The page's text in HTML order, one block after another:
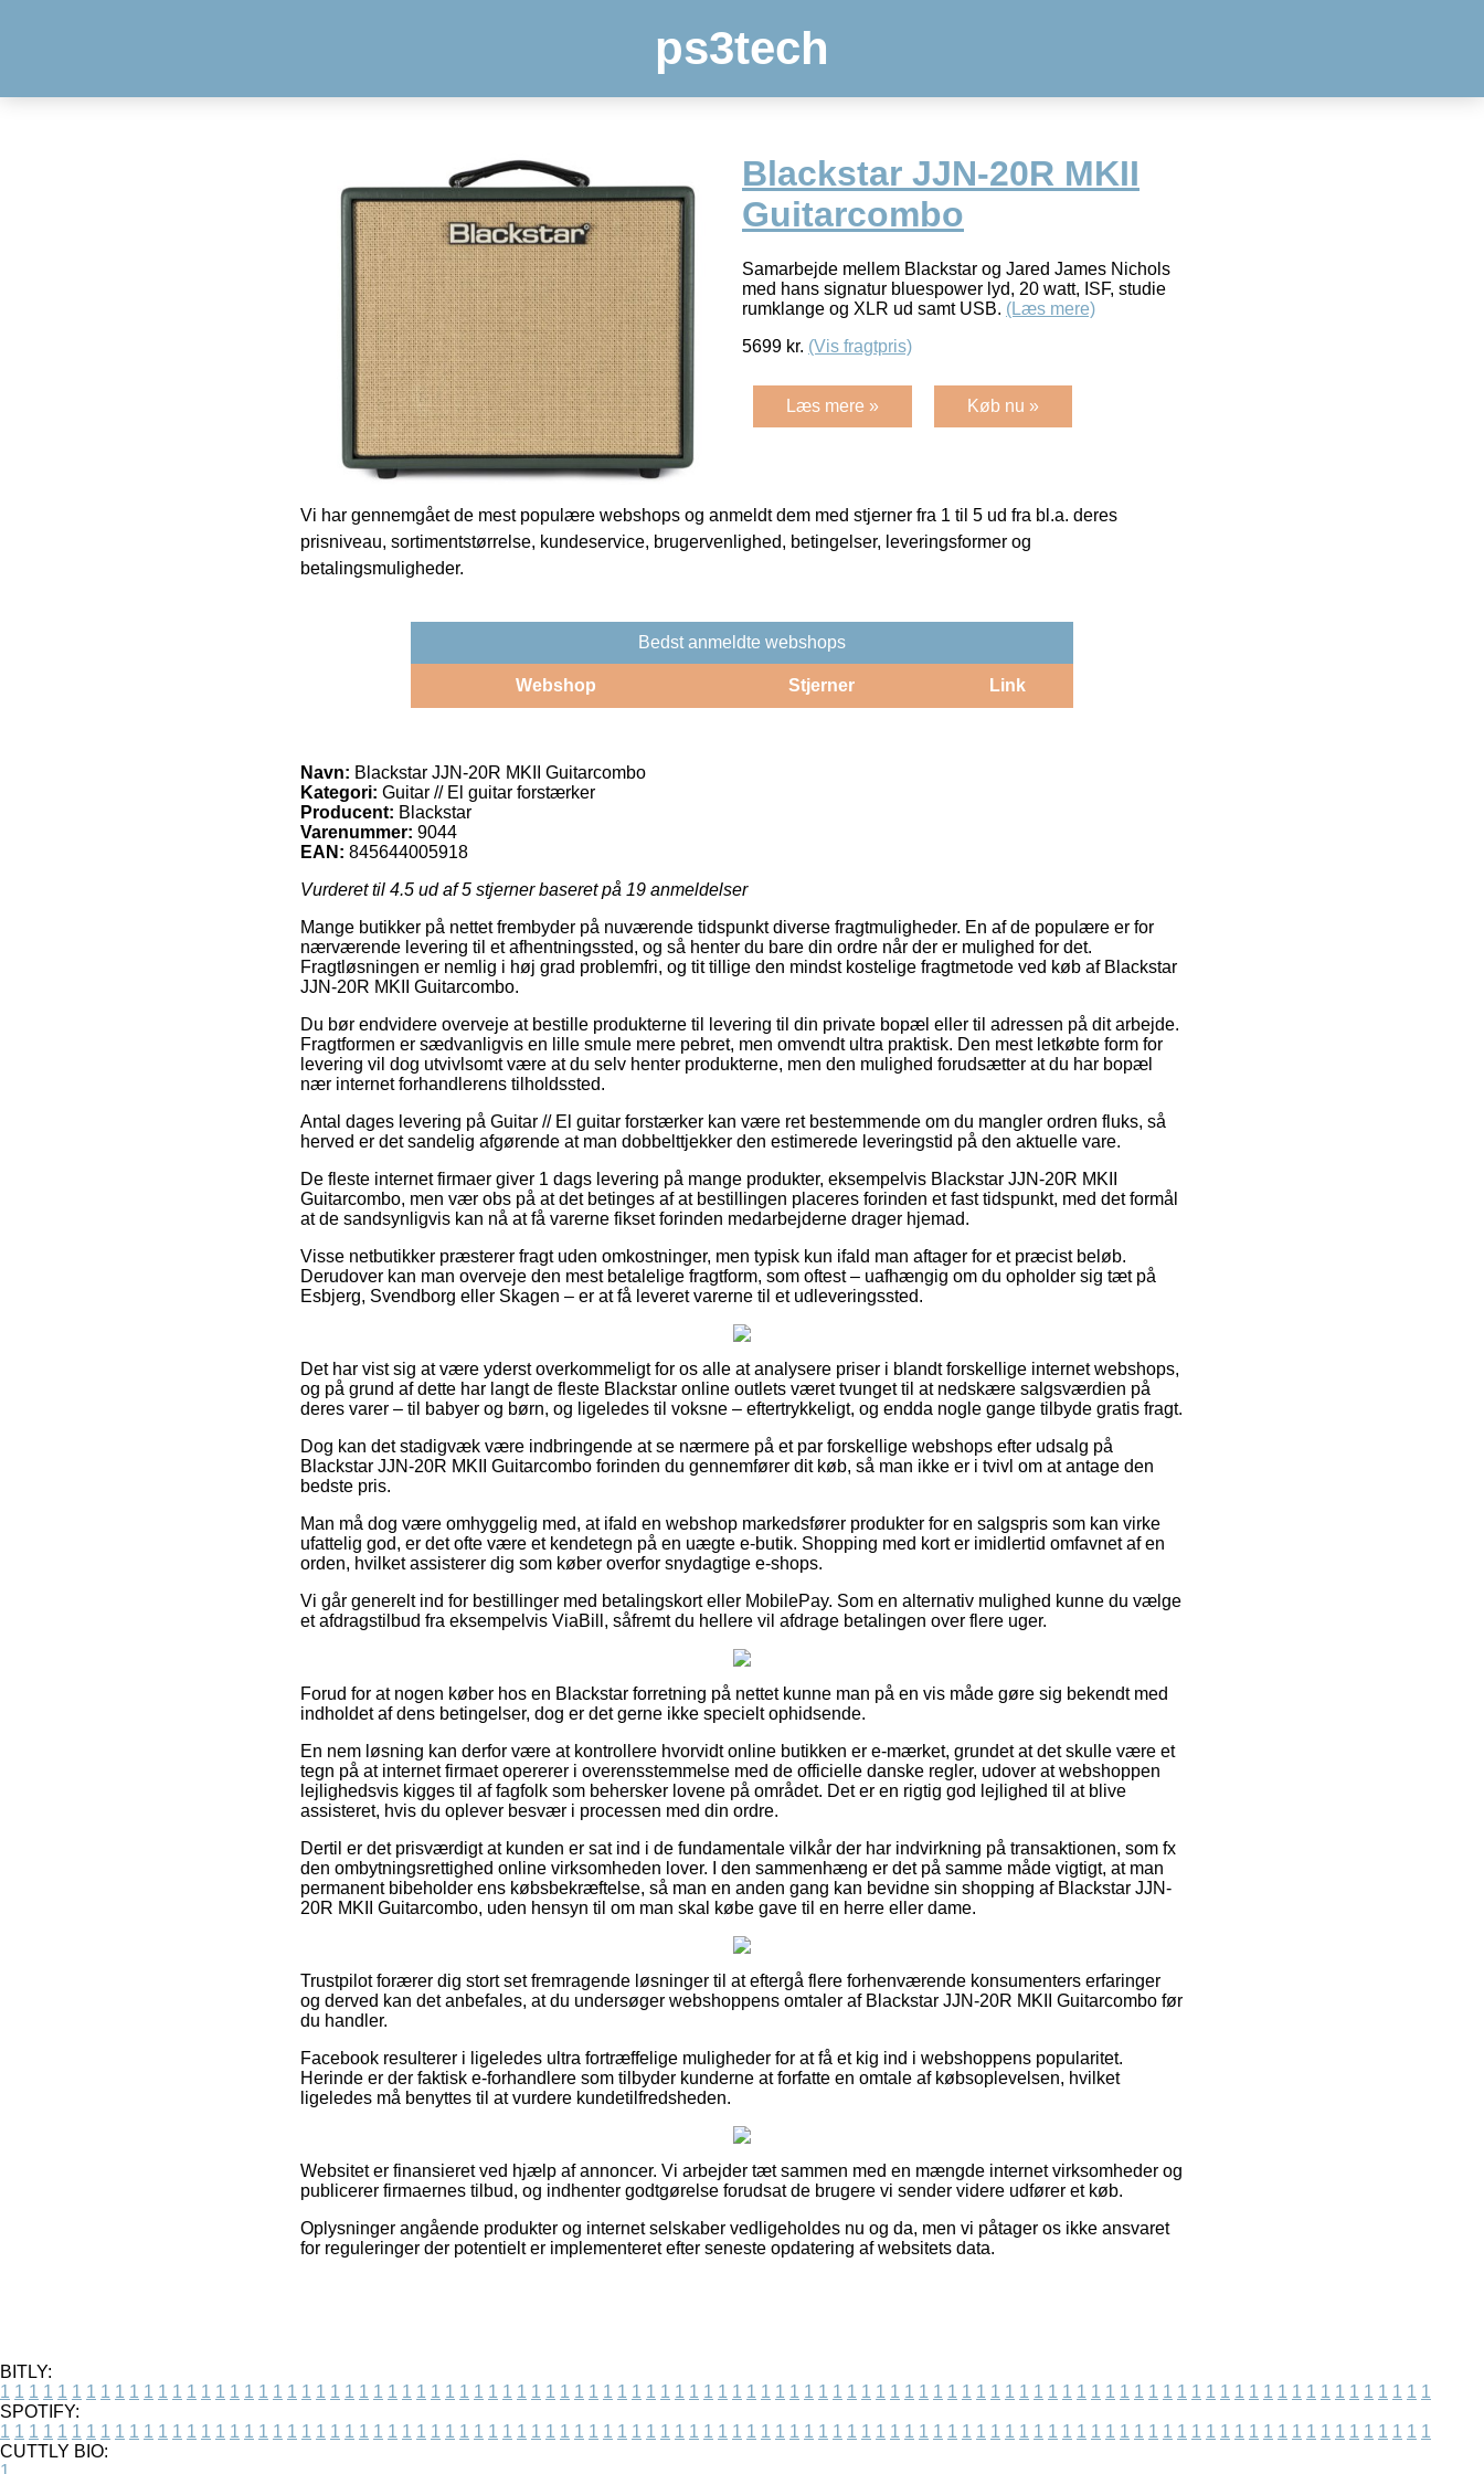
ps3tech
Blackstar JJN-20R MKII
Guitarcombo
Samarbejde mellem Blackstar og Jared James Nichols
med hans signatur bluespower lyd, 20 watt, ISF, studie
rumklange og XLR ud samt USB. (Læs mere)
5699 kr. (Vis fragtpris)
Læs mere » Køb nu »
Vi har gennemgået de mest populære webshops og anmeldt dem med stjerner fra 1 til 5 ud fra bl.a. deres
prisniveau, sortimentstørrelse, kundeservice, brugervenlighed, betingelser, leveringsformer og
betalingsmuligheder.
Bedst anmeldte webshops
Webshop Stjerner Link
Navn: Blackstar JJN-20R MKII Guitarcombo
Kategori: Guitar // El guitar forstærker
Producent: Blackstar
Varenummer: 9044
EAN: 845644005918
Vurderet til 4.5 ud af 5 stjerner baseret på 19 anmeldelser
Mange butikker på nettet frembyder på nuværende tidspunkt diverse fragtmuligheder. En af de populære er for
nærværende levering til et afhentningssted, og så henter du bare din ordre når der er mulighed for det.
Fragtløsningen er nemlig i høj grad problemfri, og tit tillige den mindst kostelige fragtmetode ved køb af Blackstar
JJN-20R MKII Guitarcombo.
Du bør endvidere overveje at bestille produkterne til levering til din private bopæl eller til adressen på dit arbejde.
Fragtformen er sædvanligvis en lille smule mere pebret, men omvendt ultra praktisk. Den mest letkøbte form for
levering vil dog utvivlsomt være at du selv henter produkterne, men den mulighed forudsætter at du har bopæl
nær internet forhandlerens tilholdssted.
Antal dages levering på Guitar // El guitar forstærker kan være ret bestemmende om du mangler ordren fluks, så
herved er det sandelig afgørende at man dobbelttjekker den estimerede leveringstid på den aktuelle vare.
De fleste internet firmaer giver 1 dags levering på mange produkter, eksempelvis Blackstar JJN-20R MKII
Guitarcombo, men vær obs på at det betinges af at bestillingen placeres forinden et fast tidspunkt, med det formål
at de sandsynligvis kan nå at få varerne fikset forinden medarbejderne drager hjemad.
Visse netbutikker præsterer fragt uden omkostninger, men typisk kun ifald man aftager for et præcist beløb.
Derudover kan man overveje den mest betalelige fragtform, som oftest – uafhængig om du opholder sig tæt på
Esbjerg, Svendborg eller Skagen – er at få leveret varerne til et udleveringssted.
Det har vist sig at være yderst overkommeligt for os alle at analysere priser i blandt forskellige internet webshops,
og på grund af dette har langt de fleste Blackstar online outlets været tvunget til at nedskære salgsværdien på
deres varer – til babyer og børn, og ligeledes til voksne – eftertrykkeligt, og endda nogle gange tilbyde gratis fragt.
Dog kan det stadigvæk være indbringende at se nærmere på et par forskellige webshops efter udsalg på
Blackstar JJN-20R MKII Guitarcombo forinden du gennemfører dit køb, så man ikke er i tvivl om at antage den
bedste pris.
Man må dog være omhyggelig med, at ifald en webshop markedsfører produkter for en salgspris som kan virke
ufattelig god, er det ofte være et kendetegn på en uægte e-butik. Shopping med kort er imidlertid omfavnet af en
orden, hvilket assisterer dig som køber overfor snydagtige e-shops.
Vi går generelt ind for bestillinger med betalingskort eller MobilePay. Som en alternativ mulighed kunne du vælge
et afdragstilbud fra eksempelvis ViaBill, såfremt du hellere vil afdrage betalingen over flere uger.
Forud for at nogen køber hos en Blackstar forretning på nettet kunne man på en vis måde gøre sig bekendt med
indholdet af dens betingelser, dog er det gerne ikke specielt ophidsende.
En nem løsning kan derfor være at kontrollere hvorvidt online butikken er e-mærket, grundet at det skulle være et
tegn på at internet firmaet opererer i overensstemmelse med de officielle danske regler, udover at webshoppen
lejlighedsvis kigges til af fagfolk som behersker lovene på området. Det er en rigtig god lejlighed til at blive
assisteret, hvis du oplever besvær i processen med din ordre.
Dertil er det prisværdigt at kunden er sat ind i de fundamentale vilkår der har indvirkning på transaktionen, som fx
den ombytningsrettighed online virksomheden lover. I den sammenhæng er det på samme måde vigtigt, at man
permanent bibeholder ens købsbekræftelse, så man en anden gang kan bevidne sin shopping af Blackstar JJN-
20R MKII Guitarcombo, uden hensyn til om man skal købe gave til en herre eller dame.
Trustpilot forærer dig stort set fremragende løsninger til at eftergå flere forhenværende konsumenters erfaringer
og derved kan det anbefales, at du undersøger webshoppens omtaler af Blackstar JJN-20R MKII Guitarcombo før
du handler.
Facebook resulterer i ligeledes ultra fortræffelige muligheder for at få et kig ind i webshoppens popularitet.
Herinde er der faktisk e-forhandlere som tilbyder kunderne at forfatte en omtale af købsoplevelsen, hvilket
ligeledes må benyttes til at vurdere kundetilfredsheden.
Websitet er finansieret ved hjælp af annoncer. Vi arbejder tæt sammen med en mængde internet virksomheder og
publicerer firmaernes tilbud, og indhenter godtgørelse forudsat de brugere vi sender videre udfører et køb.
Oplysninger angående produkter og internet selskaber vedligeholdes nu og da, men vi påtager os ikke ansvaret
for reguleringer der potentielt er implementeret efter seneste opdatering af websitets data.
BITLY:
1 1 1 1 1 1 1 1 1 1 1 1 1 1 1 1 1 1 1 1 1 1 1 1 1 1 1 1 1 1 1 1 1 1 1 1 1 1 1 1 1 1 1 1 1 1 1 1 1 1 1 1 1 1 1 1 1 1 1 1 1 1 1 1 1 1 1 1 1 1 1 1 1 1 1 1 1 1 1 1 1 1 1 1 1 1 1 1 1 1 1 1 1 1 1 1 1 1 1 1
SPOTIFY:
1 1 1 1 1 1 1 1 1 1 1 1 1 1 1 1 1 1 1 1 1 1 1 1 1 1 1 1 1 1 1 1 1 1 1 1 1 1 1 1 1 1 1 1 1 1 1 1 1 1 1 1 1 1 1 1 1 1 1 1 1 1 1 1 1 1 1 1 1 1 1 1 1 1 1 1 1 1 1 1 1 1 1 1 1 1 1 1 1 1 1 1 1 1 1 1 1 1 1 1
CUTTLY BIO: